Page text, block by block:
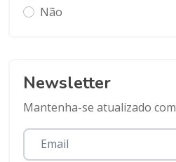
Não
Newsletter
Mantenha-se atualizado